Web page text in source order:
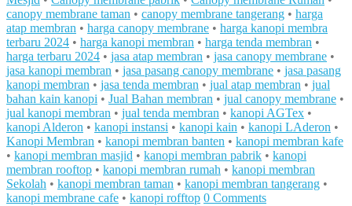
canopy membrane taman • canopy membrane tangerang • harga
atap membran • harga canopy membrane • harga kanopi membra
terbaru 2024 • harga kanopi membran • harga tenda membran •
harga terbaru 2024 • jasa atap membran • jasa canopy membrane •
jasa kanopi membran • jasa pasang canopy membrane • jasa pasang
kanopi membran • jasa tenda membran • jual atap membran • jual
bahan kain kanopi • Jual Bahan membran • jual canopy membrane •
jual kanopi membran • jual tenda membran • kanopi AGTex •
kanopi Alderon • kanopi instansi • kanopi kain • kanopi LAderon •
Kanopi Membran • kanopi membran banten • kanopi membran kafe
• kanopi membran masjid • kanopi membran pabrik • kanopi
membran rooftop • kanopi membran rumah • kanopi membran
Sekolah • kanopi membran taman • kanopi membran tangerang •
kanopi membrane cafe • kanopi rofftop 0 Comments